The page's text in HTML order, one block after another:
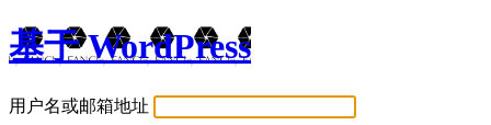
基于 WordPress
用户名或邮箱地址